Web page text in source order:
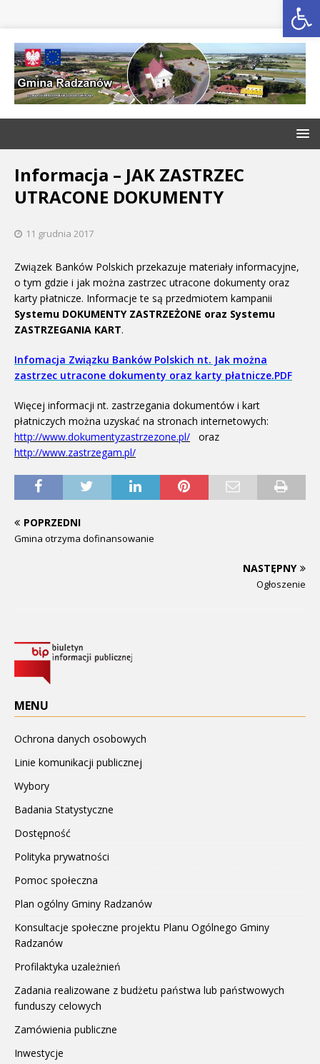
Informacja – JAK ZASTRZEC
UTRACONE DOKUMENTY
11 grudnia 2017
Związek Banków Polskich przekazuje materiały informacyjne,
o tym gdzie i jak można zastrzec utracone dokumenty oraz
karty płatnicze. Informacje te są przedmiotem kampanii
Systemu DOKUMENTY ZASTRZEŻONE oraz Systemu
ZASTRZEGANIA KART.
Infomacja Związku Banków Polskich nt. Jak można
zastrzec utracone dokumenty oraz karty płatnicze.PDF
Więcej informacji nt. zastrzegania dokumentów i kart
płatniczych można uzyskać na stronach internetowych:
http://www.dokumentyzastrzezone.pl/ oraz
http://www.zastrzegam.pl/
POPRZEDNI
Gmina otrzyma dofinansowanie
NASTĘPNY
Ogłoszenie
MENU
Ochrona danych osobowych
Linie komunikacji publicznej
Wybory
Badania Statystyczne
Dostępność
Polityka prywatności
Pomoc społeczna
Plan ogólny Gminy Radzanów
Konsultacje społeczne projektu Planu Ogólnego Gminy
Radzanów
Profilaktyka uzależnień
Zadania realizowane z budżetu państwa lub państwowych
funduszy celowych
Zamówienia publiczne
Inwestycje